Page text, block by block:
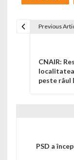
Previous
CNAIR:
peste râul
PSD a